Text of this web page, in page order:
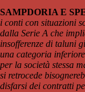
SAMPDORIA E
i conti con situazioni
dalla Serie A che
insofferenze di taluni
una categoria
per la società stessa
si retrocede
disfarsi dei contratti